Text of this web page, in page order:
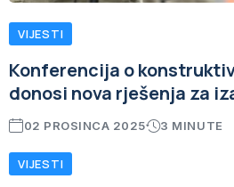
VIJESTI
Konferencija o
donosi nova rješenja za
02 PROSINCA 2025 3 MINUTE
VIJESTI